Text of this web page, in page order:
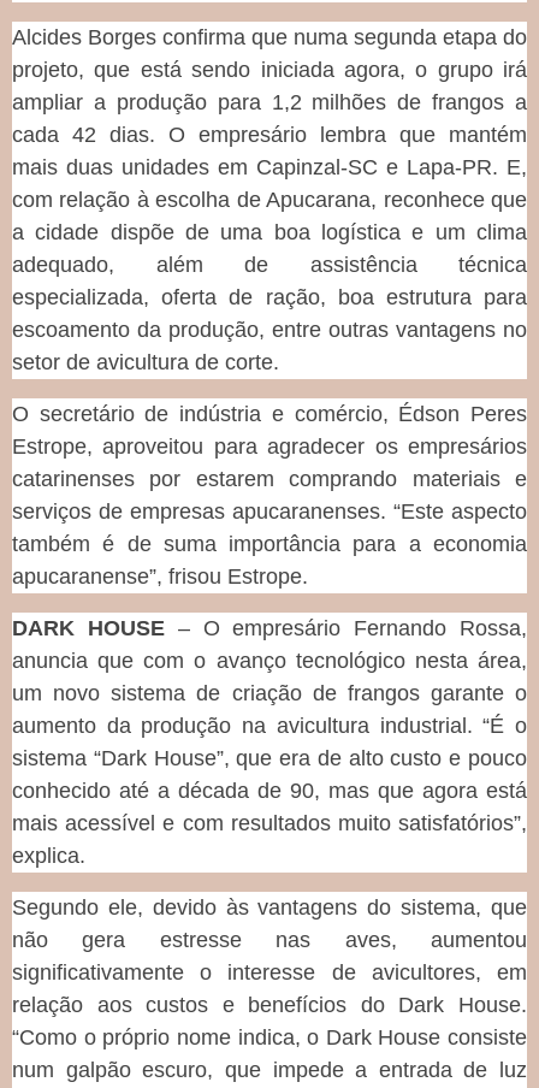
Alcides Borges confirma que numa segunda etapa do
projeto, que está sendo iniciada agora, o grupo irá
ampliar a produção para 1,2 milhões de frangos a
cada 42 dias. O empresário lembra que mantém
mais duas unidades em Capinzal-SC e Lapa-PR. E,
com relação à escolha de Apucarana, reconhece que
a cidade dispõe de uma boa logística e um clima
adequado, além de assistência técnica
especializada, oferta de ração, boa estrutura para
escoamento da produção, entre outras vantagens no
setor de avicultura de corte.
O secretário de indústria e comércio, Édson Peres
Estrope, aproveitou para agradecer os empresários
catarinenses por estarem comprando materiais e
serviços de empresas apucaranenses. “Este aspecto
também é de suma importância para a economia
apucaranense”, frisou Estrope.
DARK HOUSE – O empresário Fernando Rossa,
anuncia que com o avanço tecnológico nesta área,
um novo sistema de criação de frangos garante o
aumento da produção na avicultura industrial. “É o
sistema “Dark House”, que era de alto custo e pouco
conhecido até a década de 90, mas que agora está
mais acessível e com resultados muito satisfatórios”,
explica.
Segundo ele, devido às vantagens do sistema, que
não gera estresse nas aves, aumentou
significativamente o interesse de avicultores, em
relação aos custos e benefícios do Dark House.
“Como o próprio nome indica, o Dark House consiste
num galpão escuro, que impede a entrada de luz